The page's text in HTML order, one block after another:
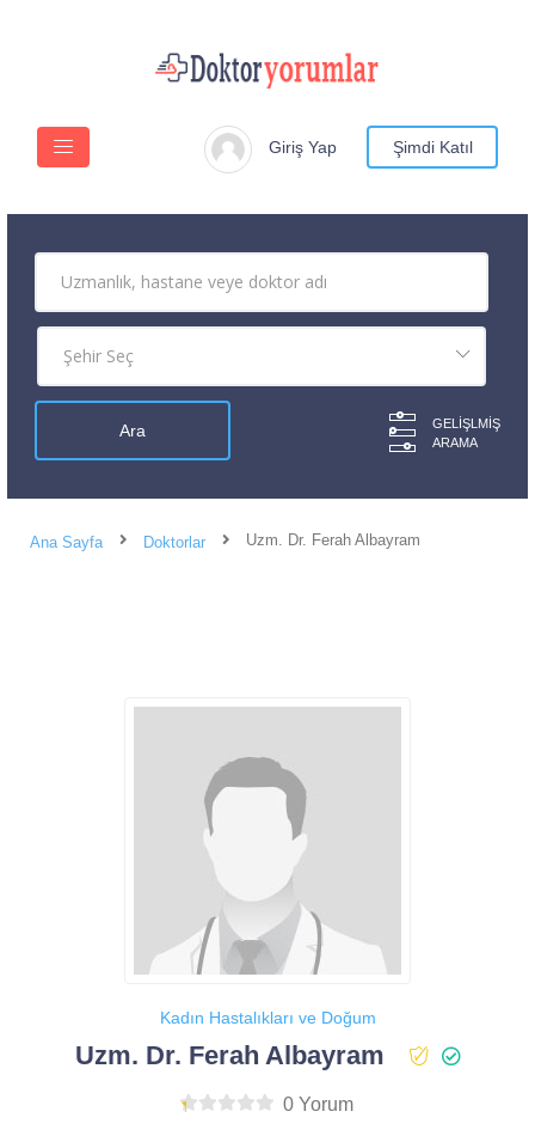
Giriş Yap Şimdi Katıl
GELIŞLMIŞ
ARAMA
Ana Sayfa Doktorlar Uzm. Dr. Ferah Albayram
Kadın Hastalıkları ve Doğum
Uzm. Dr. Ferah Albayram
0 Yorum